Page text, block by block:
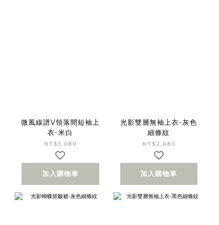
微風線譜V領落間短袖上
衣-米白
NT$3,080
加入購物車
光影雙層無袖上衣-灰色
細條紋
NT$2,680
加入購物車